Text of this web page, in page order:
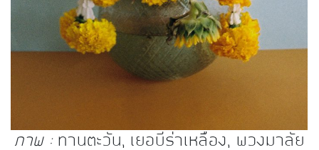
ภาพ :ทานตะวัน, เยอบีร่าเหลือง, พวงมาลัย